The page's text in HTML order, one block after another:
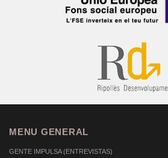
MENU GENERAL
GENTE IMPULSA (ENTREVISTAS)